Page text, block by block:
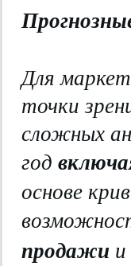
Для
точки
сложных
год
основе
продажи и